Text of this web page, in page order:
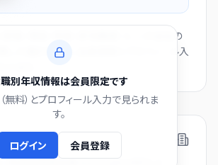
別年収情報は会員限定です
無料）とプロフィール入力で見られま
す。
ログイン 会員登録
長・課長・係長・非役職者）と、この会社の
た推計値です。会員登録とプロフィール入
ます。
有価証券報告書および gBizINFO よ